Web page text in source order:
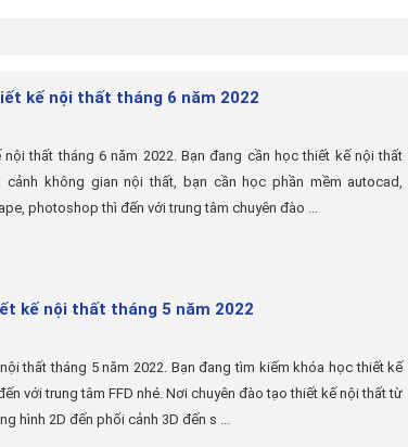
kế nội thất tháng 6 năm 2022
thất tháng 6 năm 2022. Bạn đang cần học thiết kế nội thất
không gian nội thất, bạn cần học phần mềm autocad,
photoshop thì đến với trung tâm chuyên đào ...
kế nội thất tháng 5 năm 2022
thất tháng 5 năm 2022. Bạn đang tìm kiếm khóa học thiết kế
với trung tâm FFD nhé. Nơi chuyên đào tạo thiết kế nội thất từ
hình 2D đến phối cảnh 3D đến s ...